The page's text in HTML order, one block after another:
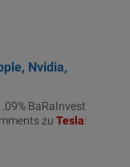
Nvidia,
BaRaInvest
zu Tesla: